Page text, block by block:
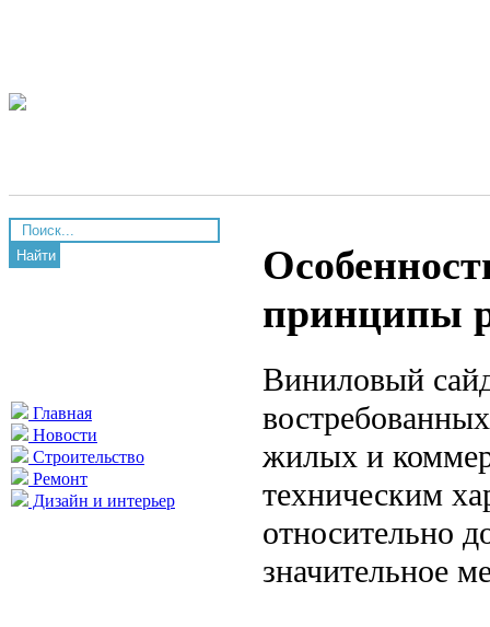
Найти
Главная
Новости
Строительство
Ремонт
Дизайн и интерьер
принципы
Виниловый
жилых и
техническим
относительно
значительное